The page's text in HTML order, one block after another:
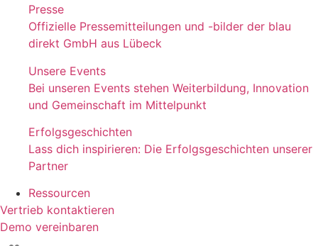
Presse
Offizielle Pressemitteilungen und -bilder der blau
direkt GmbH aus Lübeck
Unsere Events
Bei unseren Events stehen Weiterbildung, Innovation
und Gemeinschaft im Mittelpunkt
Erfolgsgeschichten
Lass dich inspirieren: Die Erfolgsgeschichten unserer
Partner
Ressourcen
Vertrieb kontaktieren
Demo vereinbaren